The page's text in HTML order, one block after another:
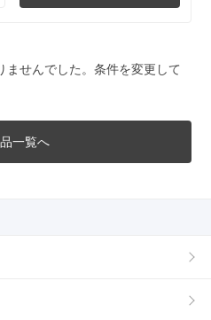
ませんでした。条件を変更して
一覧へ